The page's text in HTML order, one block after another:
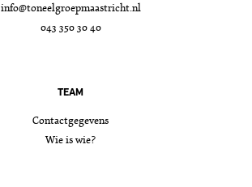
info@toneelgroepmaastricht.nl
043 350 30 40
TEAM
Contactgegevens
Wie is wie?